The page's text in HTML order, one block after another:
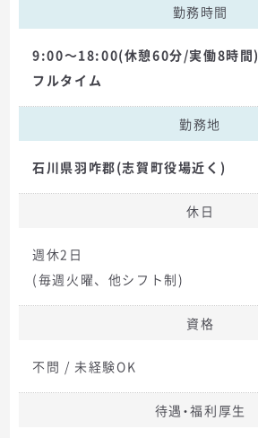
勤務時間
9:00～18:00(休憩60分/実働8時間)
フルタイム
勤務地
石川県羽咋郡(志賀町役場近く)
休日
週休2日
(毎週火曜、他シフト制)
資格
不問 / 未経験OK
待遇・福利厚生